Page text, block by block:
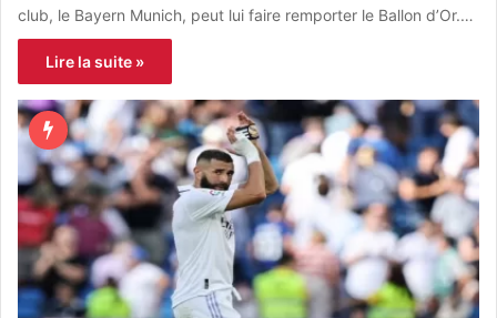
club, le Bayern Munich, peut lui faire remporter le Ballon d’Or.…
Lire la suite »